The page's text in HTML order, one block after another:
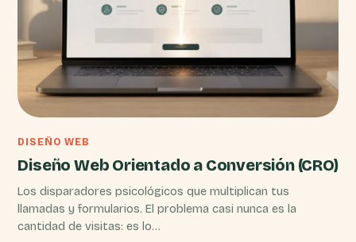
DISEÑO WEB
Diseño Web Orientado a Conversión (CRO)
Los disparadores psicológicos que multiplican tus
llamadas y formularios. El problema casi nunca es la
cantidad de visitas: es lo…